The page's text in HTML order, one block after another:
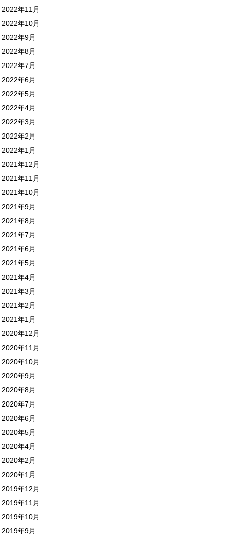
2022年11月
2022年10月
2022年9月
2022年8月
2022年7月
2022年6月
2022年5月
2022年4月
2022年3月
2022年2月
2022年1月
2021年12月
2021年11月
2021年10月
2021年9月
2021年8月
2021年7月
2021年6月
2021年5月
2021年4月
2021年3月
2021年2月
2021年1月
2020年12月
2020年11月
2020年10月
2020年9月
2020年8月
2020年7月
2020年6月
2020年5月
2020年4月
2020年2月
2020年1月
2019年12月
2019年11月
2019年10月
2019年9月